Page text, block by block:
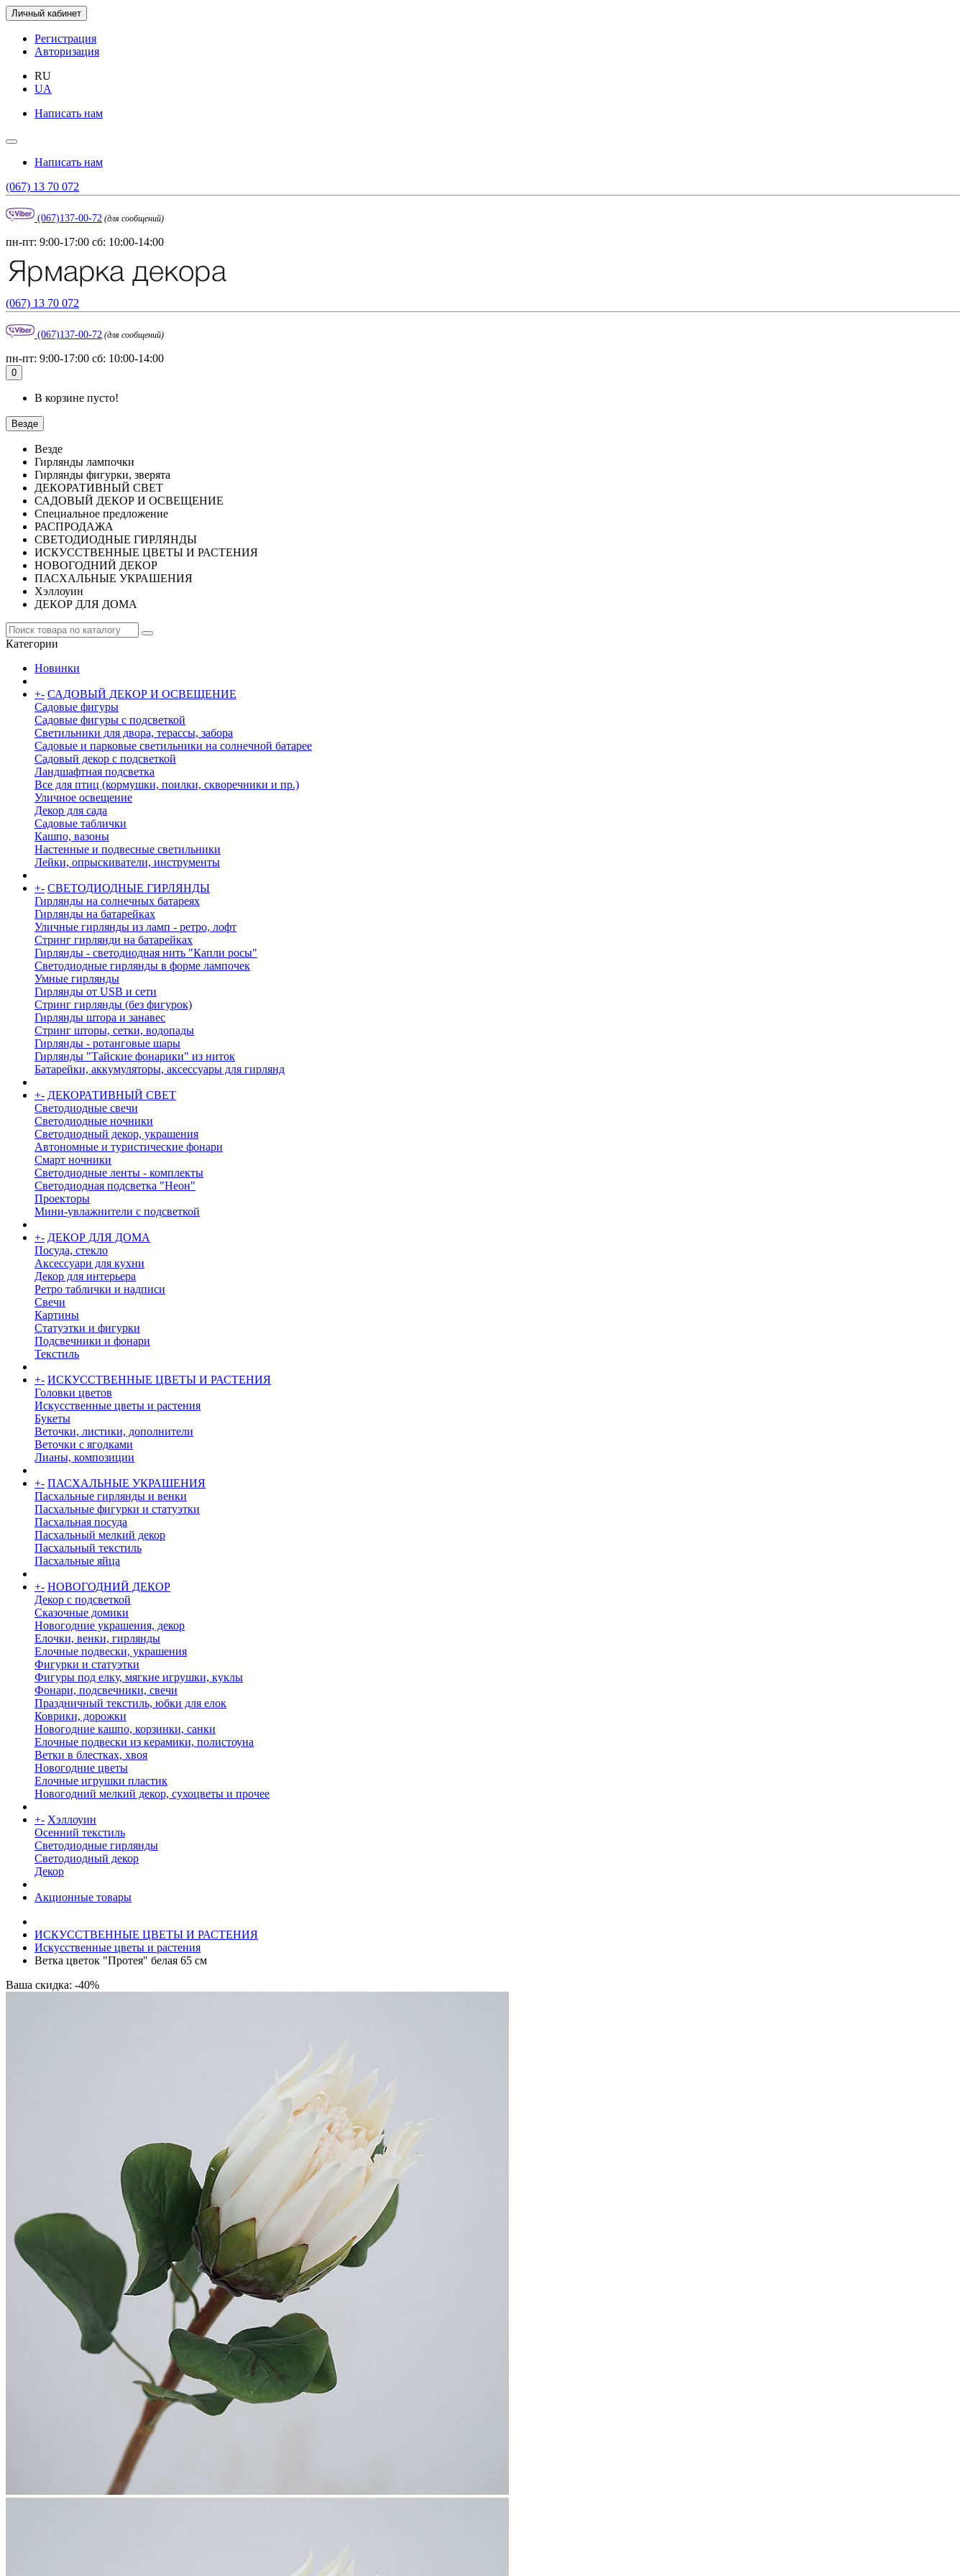
Личный кабинет
Регистрация
Авторизация
RU
UA
Написать нам
Написать нам
(067) 13 70 072
(067)137-00-72 (для сообщений)
пн-пт: 9:00-17:00 сб: 10:00-14:00
(067) 13 70 072
(067)137-00-72 (для сообщений)
пн-пт: 9:00-17:00 сб: 10:00-14:00
0
В корзине пусто!
Везде
Везде
Гирлянды лампочки
Гирлянды фигурки, зверята
ДЕКОРАТИВНЫЙ СВЕТ
САДОВЫЙ ДЕКОР И ОСВЕЩЕНИЕ
Специальное предложение
РАСПРОДАЖА
СВЕТОДИОДНЫЕ ГИРЛЯНДЫ
ИСКУССТВЕННЫЕ ЦВЕТЫ И РАСТЕНИЯ
НОВОГОДНИЙ ДЕКОР
ПАСХАЛЬНЫЕ УКРАШЕНИЯ
Хэллоуин
ДЕКОР ДЛЯ ДОМА
Категории
Новинки
+- САДОВЫЙ ДЕКОР И ОСВЕЩЕНИЕ
Садовые фигуры
Садовые фигуры с подсветкой
Светильники для двора, терассы, забора
Садовые и парковые светильники на солнечной батарее
Садовый декор с подсветкой
Ландшафтная подсветка
Все для птиц (кормушки, поилки, скворечники и пр.)
Уличное освещение
Декор для сада
Садовые таблички
Кашпо, вазоны
Настенные и подвесные светильники
Лейки, опрыскиватели, инструменты
+- СВЕТОДИОДНЫЕ ГИРЛЯНДЫ
Гирлянды на солнечных батареях
Гирлянды на батарейках
Уличные гирлянды из ламп - ретро, лофт
Стринг гирлянди на батарейках
Гирлянды - светодиодная нить "Капли росы"
Светодиодные гирлянды в форме лампочек
Умные гирлянды
Гирлянды от USB и сети
Стринг гирлянды (без фигурок)
Гирлянды штора и занавес
Стринг шторы, сетки, водопады
Гирлянды - ротанговые шары
Гирлянды "Тайские фонарики" из ниток
Батарейки, аккумуляторы, аксессуары для гирлянд
+- ДЕКОРАТИВНЫЙ СВЕТ
Светодиодные свечи
Светодиодные ночники
Светодиодный декор, украшения
Автономные и туристические фонари
Смарт ночники
Светодиодные ленты - комплекты
Светодиодная подсветка "Неон"
Проекторы
Мини-увлажнители с подсветкой
+- ДЕКОР ДЛЯ ДОМА
Посуда, стекло
Аксессуари для кухни
Декор для интерьера
Ретро таблички и надписи
Свечи
Картины
Статуэтки и фигурки
Подсвечники и фонари
Текстиль
+- ИСКУССТВЕННЫЕ ЦВЕТЫ И РАСТЕНИЯ
Головки цветов
Искусственные цветы и растения
Букеты
Веточки, листики, дополнители
Веточки с ягодками
Лианы, композиции
+- ПАСХАЛЬНЫЕ УКРАШЕНИЯ
Пасхальные гирлянды и венки
Пасхальные фигурки и статуэтки
Пасхальная посуда
Пасхальный мелкий декор
Пасхальный текстиль
Пасхальные яйца
+- НОВОГОДНИЙ ДЕКОР
Декор с подсветкой
Сказочные домики
Новогодние украшения, декор
Елочки, венки, гирлянды
Елочные подвески, украшения
Фигурки и статуэтки
Фигуры под елку, мягкие игрушки, куклы
Фонари, подсвечники, свечи
Праздничный текстиль, юбки для елок
Коврики, дорожки
Новогодние кашпо, корзинки, санки
Елочные подвески из керамики, полистоуна
Ветки в блестках, хвоя
Новогодние цветы
Елочные игрушки пластик
Новогодний мелкий декор, сухоцветы и прочее
+- Хэллоуин
Осенний текстиль
Светодиодные гирлянды
Светодиодный декор
Декор
Акционные товары
ИСКУССТВЕННЫЕ ЦВЕТЫ И РАСТЕНИЯ
Искусственные цветы и растения
Ветка цветок "Протея" белая 65 см
Ваша скидка: -40%